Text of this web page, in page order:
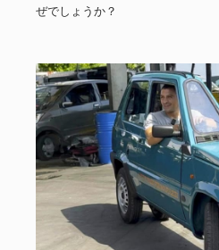
ぜでしょうか？